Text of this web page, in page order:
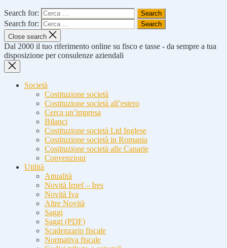
Search for:
Search for:
Close search
Dal 2000 il tuo riferimento online su fisco e tasse - da sempre a tua
disposizione per consulenze aziendali
Società
Costituzione società
Costituzione società all’estero
Cerca un’impresa
Bilanci
Costituzione società Ltd Inglese
Costituzione società in Romania
Costituzione società alle Canarie
Convenzioni
Utilità
Attualità
Novità Irpef – Ires
Novità Iva
Altre Novità
Saggi
Saggi (PDF)
Scadenzario fiscale
Normativa fiscale